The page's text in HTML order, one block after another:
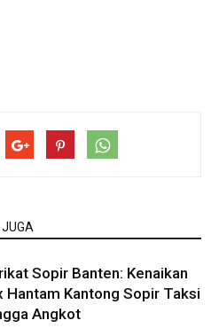
Sopir Banten: Kenaikan
Hantam Kantong Sopir Taksi
Angkot